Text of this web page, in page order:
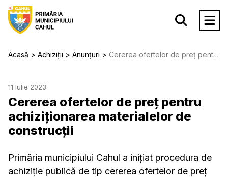
Acasă Achiziții Anunțuri Cererea ofertelor de preț pentru achiziționarea materialelor de construcţii
11 Iulie 2023
Cererea ofertelor de preț pentru
achiziționarea materialelor de
construcţii
Primăria municipiului Cahul a inițiat procedura de
achiziție publică de tip cererea ofertelor de preț